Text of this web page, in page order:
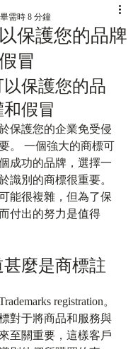
保護您的品牌
冒
需時 8 分鐘
保護您的品
假冒
保護您的企業免受侵
。 一個強大的商標可
成功的品牌，選擇一
識別的商標很重要。
能很複雜，但為了保
付出的努力是值得
麼是商標註
registration。
對于將商品和服務與
至關重要，這樣客戶